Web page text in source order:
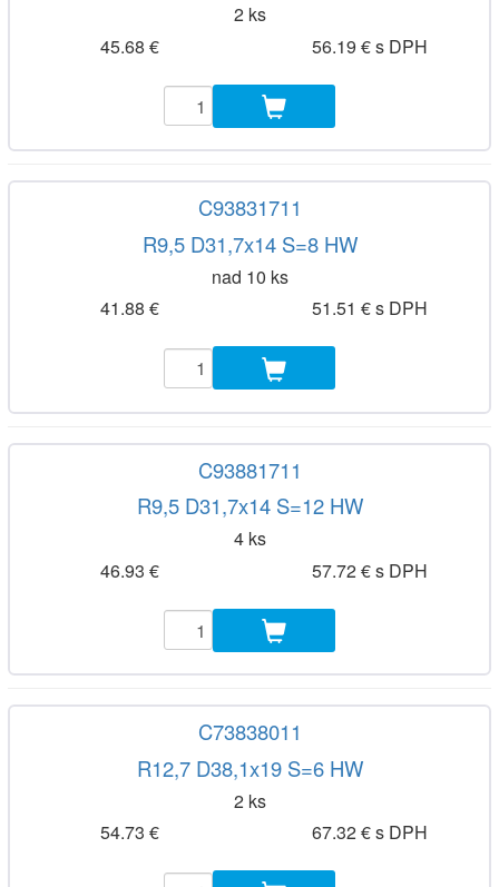
2 ks
45.68 €
56.19 € s DPH
C93831711
R9,5 D31,7x14 S=8 HW
nad 10 ks
41.88 €
51.51 € s DPH
C93881711
R9,5 D31,7x14 S=12 HW
4 ks
46.93 €
57.72 € s DPH
C73838011
R12,7 D38,1x19 S=6 HW
2 ks
54.73 €
67.32 € s DPH